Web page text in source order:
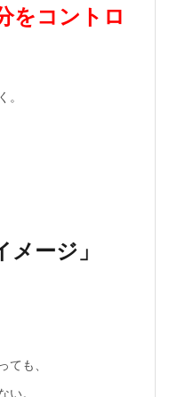
をコントロ
メージ」
も、
。